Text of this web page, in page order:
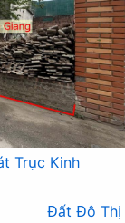
Trục Kinh
Đất Đô Thị